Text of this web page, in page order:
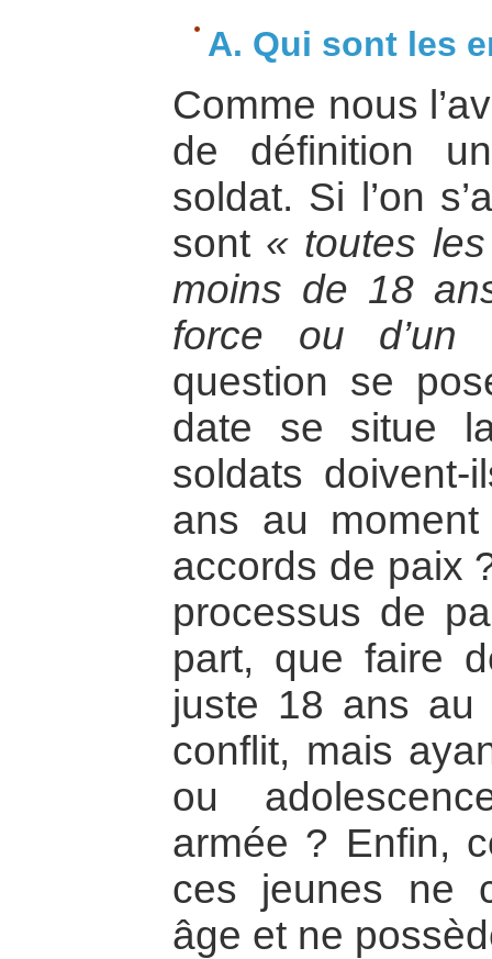
A. Qui sont les
Comme nous
de définition
soldat. Si l’on
sont « toutes
moins de 18
force ou d’un
question se
date se situe
soldats
ans au
accords de paix
processus de
part, que faire
juste 18 ans
conflit, mais
ou
armée ? Enfin,
ces jeunes ne
âge et ne